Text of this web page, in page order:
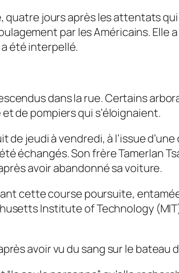
quatre jours après les attentats
par les Américains. Elle
été interpellé.
dans la rue. Certains
de pompiers qui s’éloignaient.
de jeudi à vendredi, à l’issue
échangés. Son frère Tamerlan
avoir abandonné sa voiture.
cette course poursuite,
Institute of Technology
avoir vu du sang sur le bateau